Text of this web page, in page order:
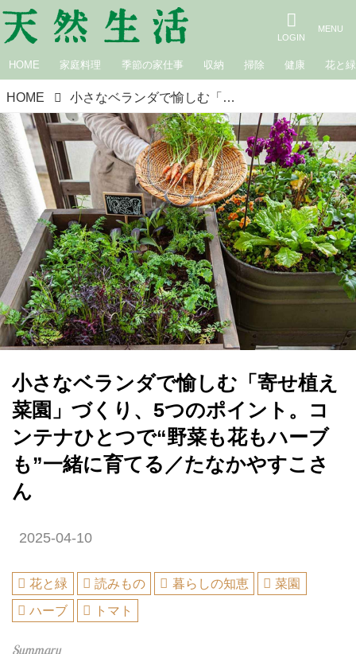
HOME 家庭料理 季節の家仕事 収納 掃除 健康 花と緑
HOME 小さなベランダで愉しむ「寄せ植え菜園」づくり、5つのポイント。コンテナひとつで“野菜も花もハーブも”一緒に育てる／たなかやすこさん
小さなベランダで愉しむ「寄せ植え
菜園」づくり、5つのポイント。コ
ンテナひとつで“野菜も花もハーブ
も”一緒に育てる／たなかやすこさ
ん
2025-04-10
花と緑 読みもの 暮らしの知恵
菜園
ハーブ
トマト